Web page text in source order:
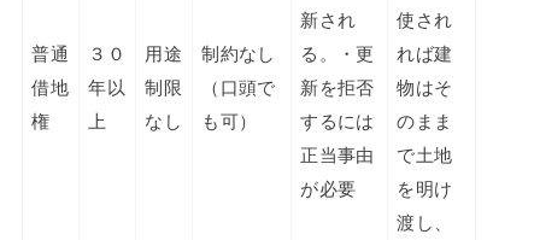
普通
借地
権
３０
年以
上
用途
制限
なし
制約なし
（口頭で
も可）
新され
る。・更
新を拒否
するには
正当事由
が必要
使され
れば建
物はそ
のまま
で土地
を明け
渡し、